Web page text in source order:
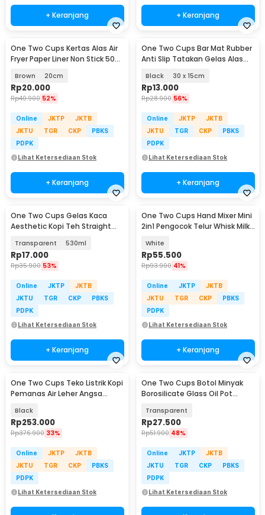
+ Keranjang + Keranjang
One Two Cups Kertas Alas Air
Fryer Paper Liner Non Stick 50
Brown 20cm
Rp20.000
Rp40.900 52%
Online JKTP
JKTB
JKTU
TGR CKP
PBKS
PDPK
Lihat Ketersediaan Stok
+ Keranjang
One Two Cups Bar Mat Rubber
Anti Slip Tatakan Gelas Alas
Black 30 x 15cm
Rp13.000
Rp28.900 56%
Online JKTP
JKTB
JKTU
TGR CKP
PBKS
PDPK
Lihat Ketersediaan Stok
+ Keranjang
One Two Cups Gelas Kaca
Aesthetic Kopi Teh Straight
Transparent 530ml
Rp17.000
Rp35.900 53%
Online JKTP
JKTB
JKTU
TGR CKP
PBKS
PDPK
Lihat Ketersediaan Stok
+ Keranjang
One Two Cups Hand Mixer Mini
2in1 Pengocok Telur Whisk Milk
White
Rp55.500
Rp93.900 41%
Online JKTP
JKTB
JKTU
TGR CKP
PBKS
PDPK
Lihat Ketersediaan Stok
+ Keranjang
One Two Cups Teko Listrik Kopi
Pemanas Air Leher Angsa
Black
Rp253.000
Rp376.900 33%
Online JKTP
JKTB
JKTU
TGR CKP
PBKS
PDPK
Lihat Ketersediaan Stok
One Two Cups Botol Minyak
Borosilicate Glass Oil Pot
Transparent
Rp27.500
Rp51.900 48%
Online JKTP
JKTB
JKTU
TGR CKP
PBKS
PDPK
Lihat Ketersediaan Stok